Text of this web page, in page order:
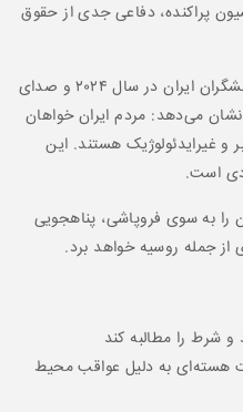
پراکنده، دفاعی جدی از حقوق
نتایج نظرسنجی سراسری انجمن پژوهشگران ایران در سال ۲۰۲۴ و صدای
می‌دهد: مردم ایران خواهان
و غیرایدئولوژیک هستند. این
است.
به سوی فروپاشی، پناهجویی
جمله روسیه خواهد برد.
را مطالبه کند
هسته‌ای به دلیل عواقب محیط